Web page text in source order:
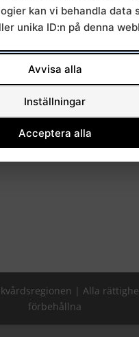
| Alla
förbehållna
kan vi behandla data
unika ID:n på denna
Avvisa alla
Inställningar
Acceptera alla